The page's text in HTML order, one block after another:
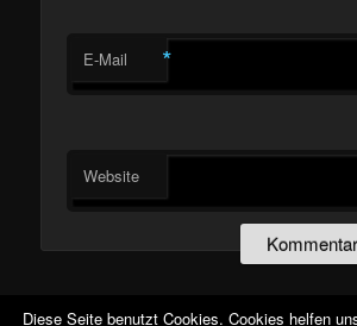
E-Mail *
Website
Diese Seite benutzt Cookies. Cookies helfen